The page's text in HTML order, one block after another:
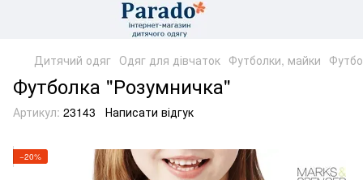
Дитячий одяг Одяг для дівчаток Футболки, майки
Футболка "Розумничка"
Артикул: 23143 Написати відгук
−20%